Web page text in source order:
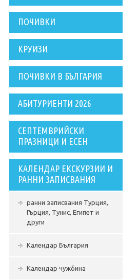
ПОЧИВКИ
КРУИЗИ
ПОЧИВКИ В БЪЛГАРИЯ
АБИТУРИЕНТИ 2026
СЕПТЕМВРИЙСКИ
ПРАЗНИЦИ И ЕСЕН
КАЛЕНДАР ЕКСКУРЗИИ И
РАННИ ЗАПИСВАНИЯ
ранни записвания Турция,
Гърция, Тунис, Египет и
други
Календар България
Календар чужбина